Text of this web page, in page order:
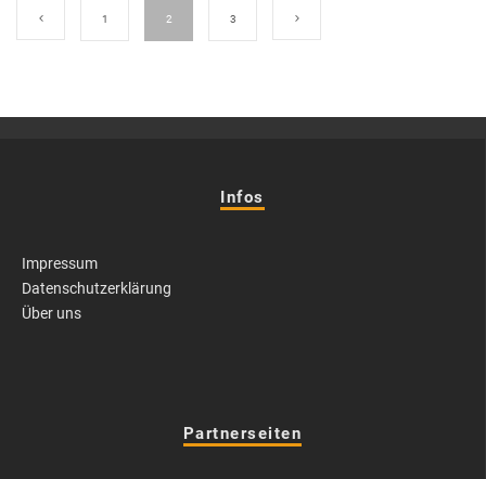
1 2 3
Infos
Impressum
Datenschutzerklärung
Über uns
Partnerseiten